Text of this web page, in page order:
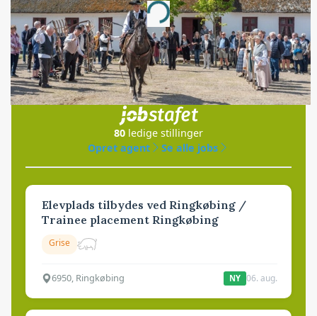
Loading...
Jobs
i samarbejde med
80 ledige stillinger
Opret agent
Se alle jobs
Elevplads tilbydes ved Ringkøbing /
Trainee placement Ringkøbing
Grise
6950, Ringkøbing NY 06. aug.